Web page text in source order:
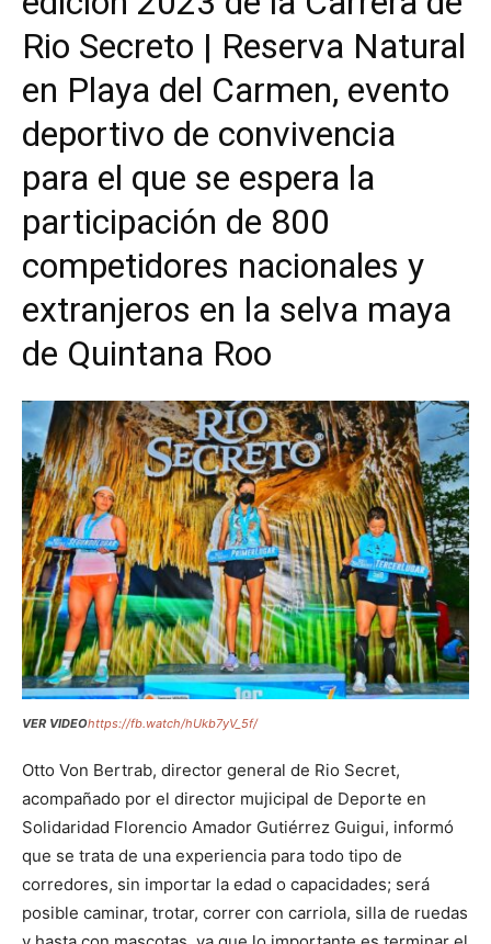
Rio Secreto | Reserva Natural
en Playa del Carmen, evento
deportivo de convivencia
para el que se espera la
participación de 800
competidores nacionales y
extranjeros en la selva maya
de Quintana Roo
VER VIDEOhttps://fb.watch/hUkb7yV_5f/
Otto Von Bertrab, director general de Rio Secret,
acompañado por el director mujicipal de Deporte en
Solidaridad Florencio Amador Gutiérrez Guigui, informó
que se trata de una experiencia para todo tipo de
corredores, sin importar la edad o capacidades; será
posible caminar, trotar, correr con carriola, silla de ruedas